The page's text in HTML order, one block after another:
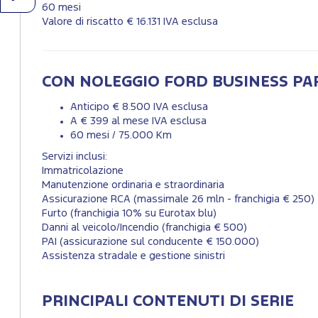
60 mesi
Valore di riscatto € 16.131 IVA esclusa
CON NOLEGGIO FORD BUSINESS
Anticipo € 8.500 IVA esclusa
A € 399 al mese IVA esclusa
60 mesi / 75.000 Km
Servizi inclusi:
Immatricolazione
Manutenzione ordinaria e straordinaria
Assicurazione RCA (massimale 26 mln - franchigia € 250)
Furto (franchigia 10% su Eurotax blu)
Danni al veicolo/Incendio (franchigia € 500)
PAI (assicurazione sul conducente € 150.000)
Assistenza stradale e gestione sinistri
PRINCIPALI CONTENUTI DI SERIE